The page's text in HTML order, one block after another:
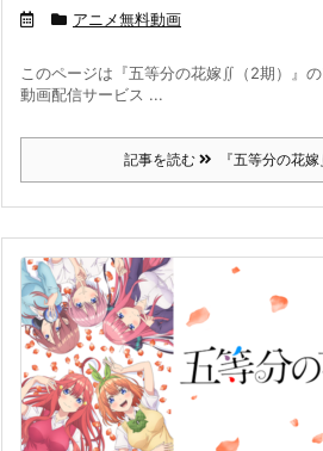
アニメ無料動画
このページは『五等分の花嫁∬（2期）』
動画配信サービス ...
記事を読む 『五等分の花